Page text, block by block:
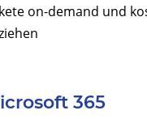
on-demand und
365